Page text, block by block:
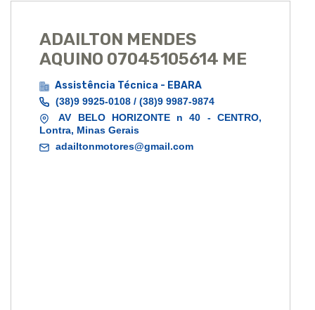
ADAILTON MENDES
AQUINO 07045105614 ME
Assistência Técnica - EBARA
(38)9 9925-0108 / (38)9 9987-9874
AV BELO HORIZONTE n 40 - CENTRO,
Lontra, Minas Gerais
adailtonmotores@gmail.com